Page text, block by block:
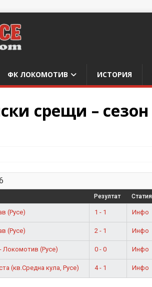
ФК ЛОКОМОТИВ ИСТОРИЯ
срещи – сезон
Резултат Статия
(Русе) 1 - 1 Инфо
(Русе) 2 - 1 Инфо
Локомотив (Русе) 0 - 0 Инфо
(кв.Средна кула, Русе) 4 - 1 Инфо